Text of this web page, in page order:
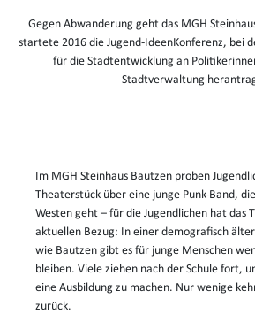
Gegen Abwanderung geht das MGH
startete 2016 die Jugend-IdeenKonferenz, bei
für die Stadtentwicklung an
Stadtverwaltung
Im MGH Steinhaus Bautzen proben
Theaterstück über eine junge Punk-Band,
Westen geht – für die Jugendlichen hat das
aktuellen Bezug: In einer demografisch
wie Bautzen gibt es für junge Menschen
bleiben. Viele ziehen nach der Schule fort,
eine Ausbildung zu machen. Nur wenige
zurück.